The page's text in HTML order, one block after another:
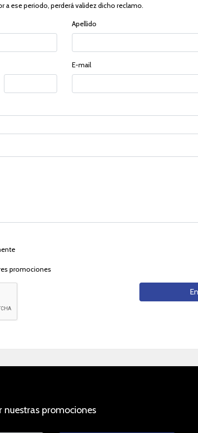
a ese periodo, perderá validez dicho reclamo.
Apellido
E-mail
promociones
nuestras promociones